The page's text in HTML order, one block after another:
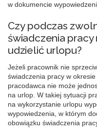
w dokumencie
Czy podczas
świadczenia
udzielić urlopu?
Jeżeli pracownik nie
świadczenia pracy w
pracodawca nie może
na urlop . W takiej sytuacji
na wykorzystanie urlopu
wypowiedzenia, w którym
obowiązku świadczenia